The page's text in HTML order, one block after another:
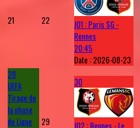
21 22
J01 : Paris SG -
Rennes
20:45
Date :2026-08-23
28
UEFA
Tirage de
la phase
de Ligue
29
30